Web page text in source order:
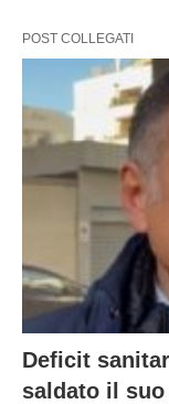
POST COLLEGATI
Deficit
saldato il suo